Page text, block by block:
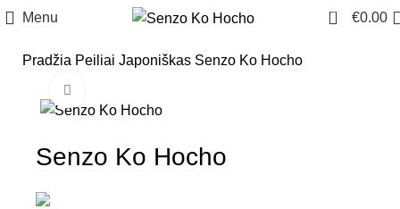
Menu 0 €0.00
Pradžia Peiliai Japoniškas Senzo Ko Hocho
Senzo Ko Hocho